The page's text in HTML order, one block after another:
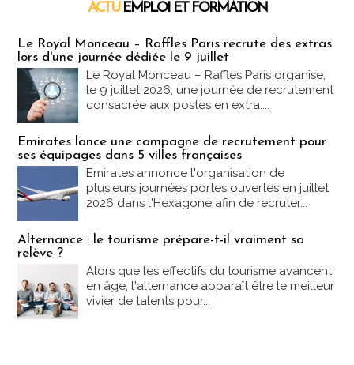
ACTU EMPLOI ET FORMATION
Le Royal Monceau – Raffles Paris recrute des extras
lors d'une journée dédiée le 9 juillet
Le Royal Monceau – Raffles Paris organise,
le 9 juillet 2026, une journée de recrutement
consacrée aux postes en extra....
Emirates lance une campagne de recrutement pour
ses équipages dans 5 villes françaises
Emirates annonce l'organisation de
plusieurs journées portes ouvertes en juillet
2026 dans l'Hexagone afin de recruter...
Alternance : le tourisme prépare-t-il vraiment sa
relève ?
Alors que les effectifs du tourisme avancent
en âge, l'alternance apparaît être le meilleur
vivier de talents pour...